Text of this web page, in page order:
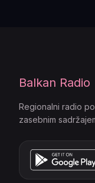
Balkan Radio
Regionalni radio
zasebnim